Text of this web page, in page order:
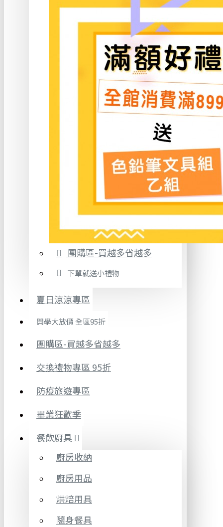
團購區-買越多省越多
下單就送小禮物
夏日涼涼專區
開學大放價 全區95折
團購區-買越多省越多
交換禮物專區 95折
防疫旅遊專區
畢業狂歡季
餐飲廚具
廚房收納
廚房用品
烘焙用具
隨身餐具